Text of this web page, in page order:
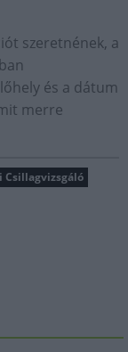
szeretnének, a
és a dátum
merre
Csillagvizsgáló